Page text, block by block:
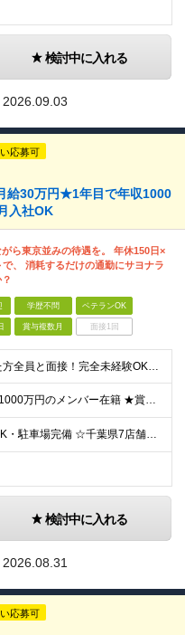
検討中に入れる
2026.09.03
応募可
給30万円★1年目で年収1000
入社OK
ら東京並みの待遇を。 年休150日×
で、 消耗するだけの通勤にサヨナラ
学歴不問 ベテランOK
賞与複数月 面接1回
＜応募いただいた方全員と面接！完全未経験OK＞ ★第二新卒・ブランクOK ★転職回数・スキル不問 ★学歴不問 ◎第二新卒も大歓迎 「新卒で入社したけど、環境が合わなくて早期に退職してしまった」 とい
★入社1年で年収1000万円のメンバー在籍 ★賞与だけで100万円以上の支給実績も ★月給30万円以上 月給30万円～50万円＋賞与年1回（最大3カ月分）＋インセンティブ＋各種手当 ※研修期間中は
☆マイカー通勤OK・駐車場完備 ☆千葉県7店舗で募集 ☆2026年新店舗立ち上げ店舗あり ☆転勤なし 本社、もしくは以下店舗での勤務になります。 【本社】 千葉県印旛郡酒々井町本佐倉457-2
検討中に入れる
2026.08.31
応募可